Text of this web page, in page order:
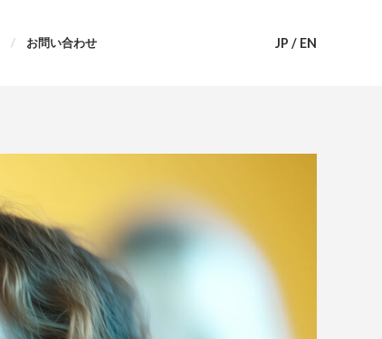
お問い合わせ JP / EN